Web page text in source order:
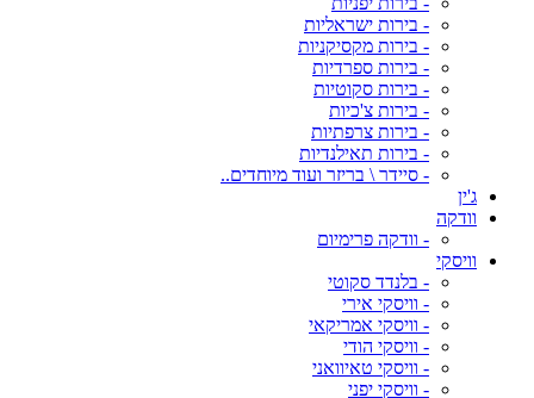
- בירות ישראליות
- בירות מקסיקניות
- בירות ספרדיות
- בירות סקוטיות
- בירות צ'כיות
- בירות צרפתיות
- בירות תאילנדיות
- סיידר \ בריזר ועוד מיוחדים..
ג'ין
וודקה
- וודקה פרימיום
וויסקי
- בלנדד סקוטי
- וויסקי אירי
- וויסקי אמריקאי
- וויסקי הודי
- וויסקי טאיוואני
- וויסקי יפני